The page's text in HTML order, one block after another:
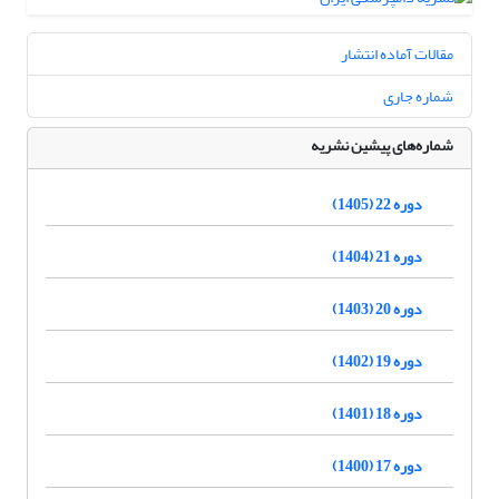
مقالات آماده انتشار
شماره جاری
شماره‌های پیشین نشریه
دوره 22 (1405)
دوره 21 (1404)
دوره 20 (1403)
دوره 19 (1402)
دوره 18 (1401)
دوره 17 (1400)